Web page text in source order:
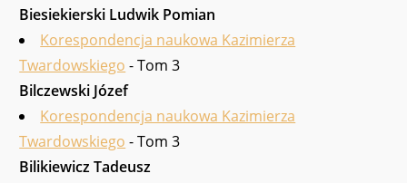
Biesiekierski Ludwik Pomian
Korespondencja naukowa Kazimierza
Twardowskiego - Tom 3
Bilczewski Józef
Korespondencja naukowa Kazimierza
Twardowskiego - Tom 3
Bilikiewicz Tadeusz